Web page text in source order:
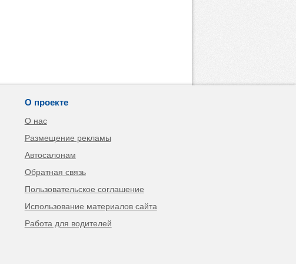
О проекте
О нас
Размещение рекламы
Автосалонам
Обратная связь
Пользовательское соглашение
Использование материалов сайта
Работа для водителей